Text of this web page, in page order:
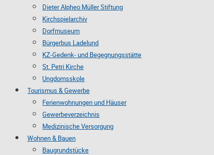
Dieter Alpheo Müller Stiftung
Kirchspielarchiv
Dorfmuseum
Bürgerbus Ladelund
KZ-Gedenk- und Begegnungsstätte
St. Petri Kirche
Ungdomsskole
Tourismus & Gewerbe
Ferienwohnungen und Häuser
Gewerbeverzeichnis
Medizinische Versorgung
Wohnen & Bauen
Baugrundstücke